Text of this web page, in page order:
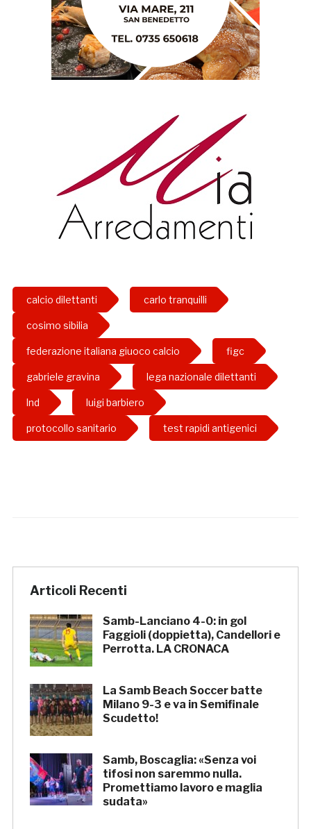
calcio dilettanti carlo tranquilli
cosimo sibilia
federazione italiana giuoco calcio figc
gabriele gravina lega nazionale dilettanti
lnd luigi barbiero
protocollo sanitario test rapidi antigenici
Articoli Recenti
Samb-Lanciano 4-0: in gol
Faggioli (doppietta), Candellori e
Perrotta. LA CRONACA
La Samb Beach Soccer batte
Milano 9-3 e va in Semifinale
Scudetto!
Samb, Boscaglia: «Senza voi
tifosi non saremmo nulla.
Promettiamo lavoro e maglia
sudata»